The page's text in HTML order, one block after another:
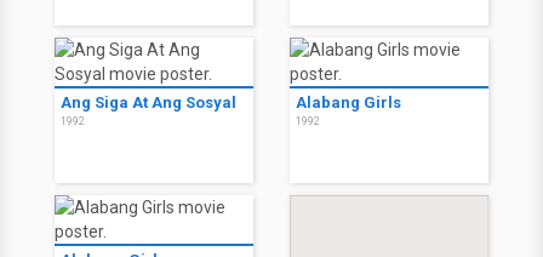
Ang Siga At Ang Sosyal
1992
Alabang Girls
1992